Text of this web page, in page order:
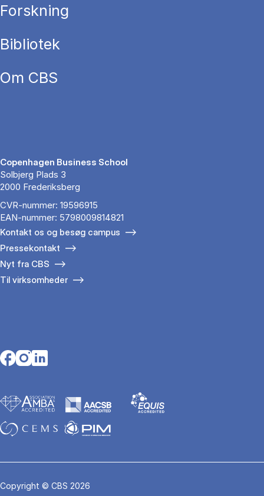
Forskning
Bibliotek
Om CBS
Copenhagen Business School
Solbjerg Plads 3
2000 Frederiksberg
CVR-nummer: 19596915
EAN-nummer: 5798009814821
Kontakt os og besøg campus
Pressekontakt
Nyt fra CBS
Til virksomheder
Opens in a new tab
Opens in a new tab
Opens in a new tab
Copyright © CBS 2026